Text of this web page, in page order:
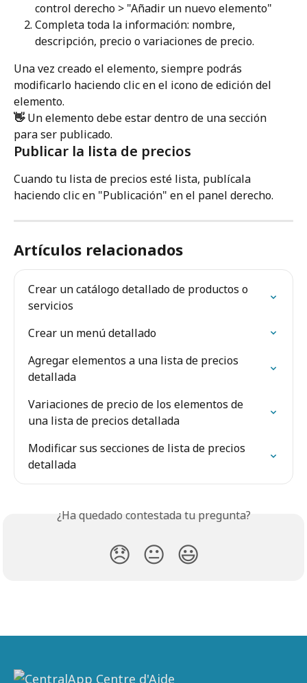
control derecho > "Añadir un nuevo elemento"
Completa toda la información: nombre,
descripción, precio o variaciones de precio.
Una vez creado el elemento, siempre podrás
modificarlo haciendo clic en el icono de edición del
elemento.
👋 Un elemento debe estar dentro de una sección
para ser publicado.
Publicar la lista de precios
Cuando tu lista de precios esté lista, publícala
haciendo clic en "Publicación" en el panel derecho.
Artículos relacionados
Crear un catálogo detallado de productos o
servicios
Crear un menú detallado
Agregar elementos a una lista de precios
detallada
Variaciones de precio de los elementos de
una lista de precios detallada
Modificar sus secciones de lista de precios
detallada
¿Ha quedado contestada tu pregunta?
😞 😐 😃